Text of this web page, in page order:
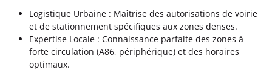
Logistique Urbaine : Maîtrise des autorisations de voirie
et de stationnement spécifiques aux zones denses.
Expertise Locale : Connaissance parfaite des zones à
forte circulation (A86, périphérique) et des horaires
optimaux.